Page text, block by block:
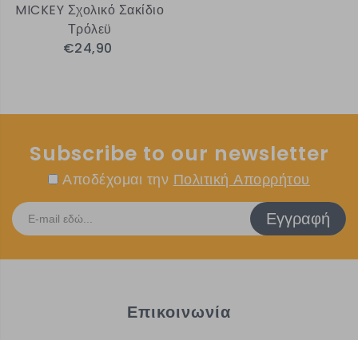
MICKEY Σχολικό Σακίδιο
Τρόλεϋ
€24,90
Subscribe to our newsletter
Αποδέχομαι την Πολιτική Απορρήτου
Εγγραφή
Επικοινωνία